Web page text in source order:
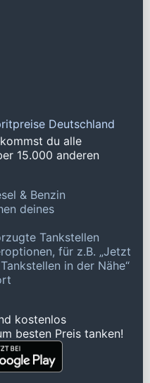
Deutschland
du alle
15.000 anderen
& Benzin
deines
Tankstellen
für z.B. „Jetzt
in der Nähe“
kostenlos
besten Preis tanken!